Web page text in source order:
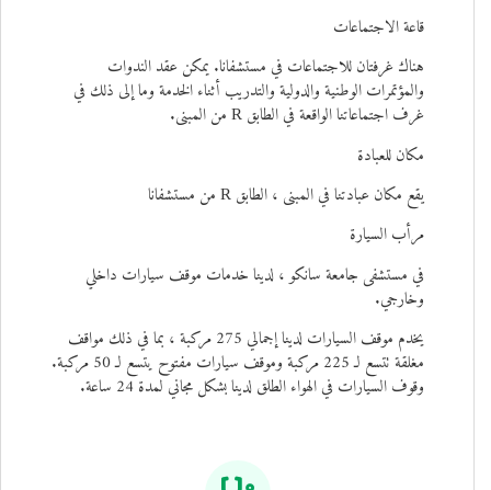
قاعة الاجتماعات
هناك غرفتان للاجتماعات في مستشفانا. يمكن عقد الندوات
والمؤتمرات الوطنية والدولية والتدريب أثناء الخدمة وما إلى ذلك في
غرف اجتماعاتنا الواقعة في الطابق R من المبنى.
مكان للعبادة
يقع مكان عبادتنا في المبنى ، الطابق R من مستشفانا
مرأب السيارة
في مستشفى جامعة سانكو ، لدينا خدمات موقف سيارات داخلي
وخارجي.
يخدم موقف السيارات لدينا إجمالي 275 مركبة ، بما في ذلك مواقف
مغلقة تتسع لـ 225 مركبة وموقف سيارات مفتوح يتسع لـ 50 مركبة.
وقوف السيارات في الهواء الطلق لدينا بشكل مجاني لمدة 24 ساعة.